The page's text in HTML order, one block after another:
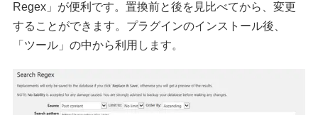
Regex」が便利です。置換前と後を見比べてから、変更
することができます。プラグインのインストール後、
「ツール」の中から利用します。